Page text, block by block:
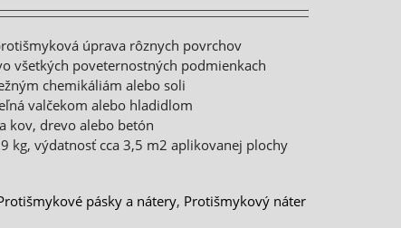
úprava rôznych povrchov
všetkých poveternostných podmienkach
chemikáliám alebo soli
valčekom alebo hladidlom
kov, drevo alebo betón
kg, výdatnosť cca 3,5 m2 aplikovanej plochy
pásky a nátery, Protišmykový náter